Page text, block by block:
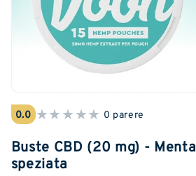
0.0 ★★★★★ 0 parere
Buste CBD (20 mg) - Menta
speziata